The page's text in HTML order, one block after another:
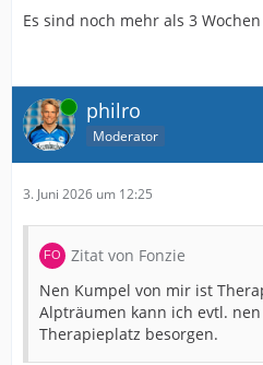
Es sind noch mehr als 3
Online philro
Moderator
3. Juni 2026 um 12:25
Zitat von Fonzie
Nen Kumpel von mir ist
Alpträumen kann ich evtl.
Therapieplatz besorgen.